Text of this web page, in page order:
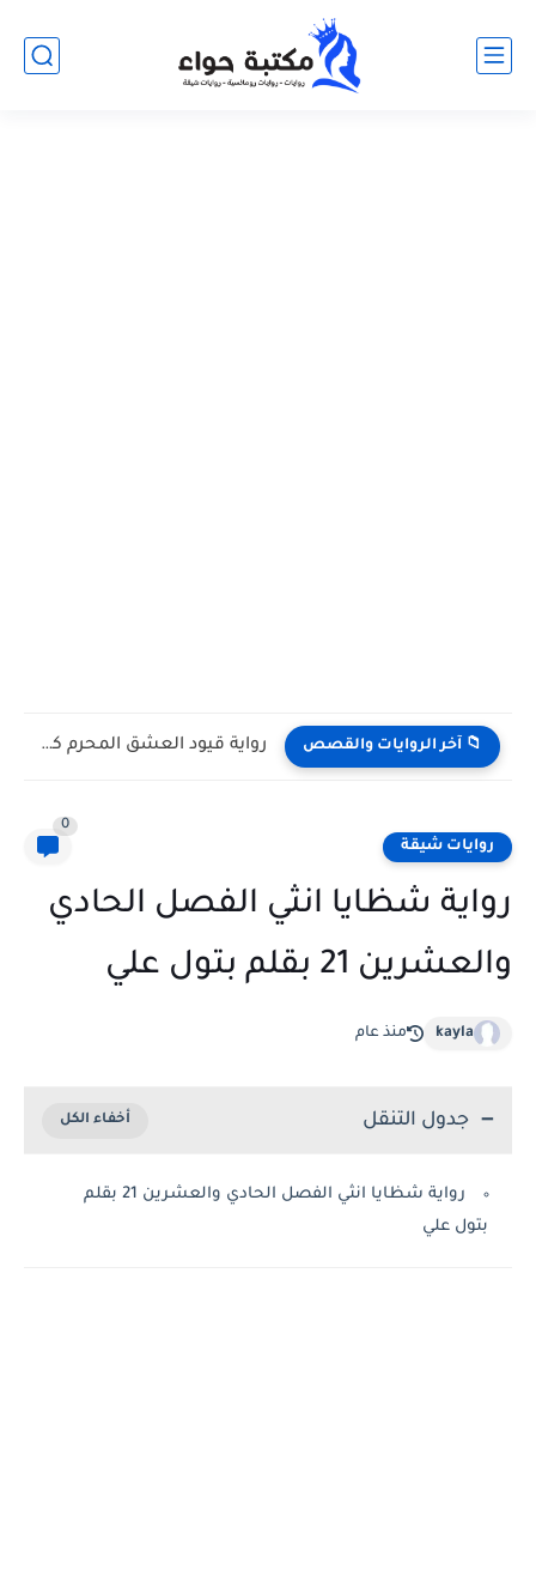
📁 آخر الروايات والقصص رواية قيود العشق المحرم كاملة وحصرية بقلم يوكا
روايات شيقة
0
رواية شظايا انثي الفصل الحادي
والعشرين 21 بقلم بتول علي
kayla منذ عام
جدول التنقل
رواية شظايا انثي الفصل الحادي والعشرين 21 بقلم
بتول علي